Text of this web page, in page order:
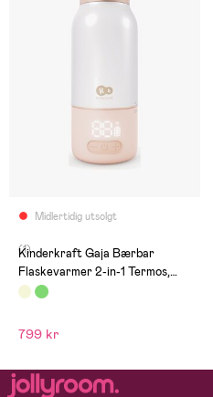
Midlertidig utsolgt
(1)
Kinderkraft Gaja Bærbar
Flaskevarmer 2-in-1 Termos,
Beige
799 kr